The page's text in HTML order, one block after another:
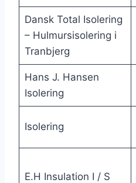
Dansk Total Isolering
– Hulmursisolering i
Tranbjerg
Hans J. Hansen
Isolering
Isolering
E.H Insulation I / S